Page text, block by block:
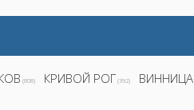
(808) КРИВОЙ РОГ (392) ВИННИЦА